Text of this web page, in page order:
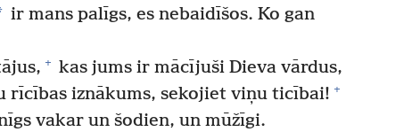
ir mans palīgs, es nebaidīšos. Ko gan
+ kas jums ir mācījuši Dieva vārdus,
rīcības iznākums, sekojiet viņu ticībai! +
vakar un šodien, un mūžīgi.